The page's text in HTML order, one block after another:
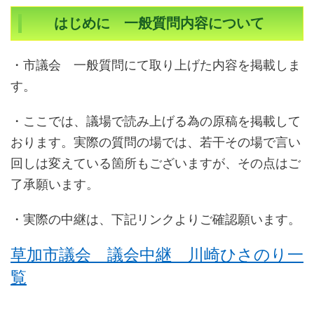
はじめに 一般質問内容について
・市議会 一般質問にて取り上げた内容を掲載しま
す。
・ここでは、議場で読み上げる為の原稿を掲載して
おります。実際の質問の場では、若干その場で言い
回しは変えている箇所もございますが、その点はご
了承願います。
・実際の中継は、下記リンクよりご確認願います。
草加市議会 議会中継 川崎ひさのり一
覧